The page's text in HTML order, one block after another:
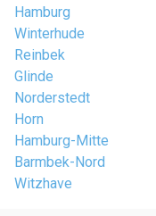
Hamburg
Winterhude
Reinbek
Glinde
Norderstedt
Horn
Hamburg-Mitte
Barmbek-Nord
Witzhave